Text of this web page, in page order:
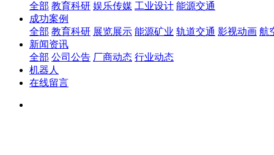
全部 教育科研 娱乐传媒 工业设计 能源交通
成功案例
全部 教育科研 展览展示 能源矿业 轨道交通 影视动画 航
新闻资讯
全部 公司公告 厂商动态 行业动态
机器人
在线留言